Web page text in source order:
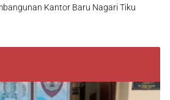
Kantor Baru Nagari Tiku